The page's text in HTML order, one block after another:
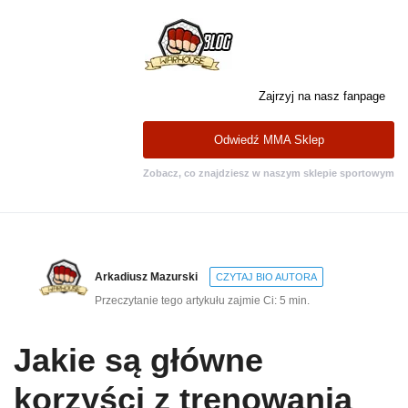
Zajrzyj na nasz fanpage
Odwiedź MMA Sklep
Zobacz, co znajdziesz w naszym sklepie sportowym
Arkadiusz Mazurski CZYTAJ BIO AUTORA
Przeczytanie tego artykułu zajmie Ci: 5 min.
Jakie są główne
korzyści z trenowania